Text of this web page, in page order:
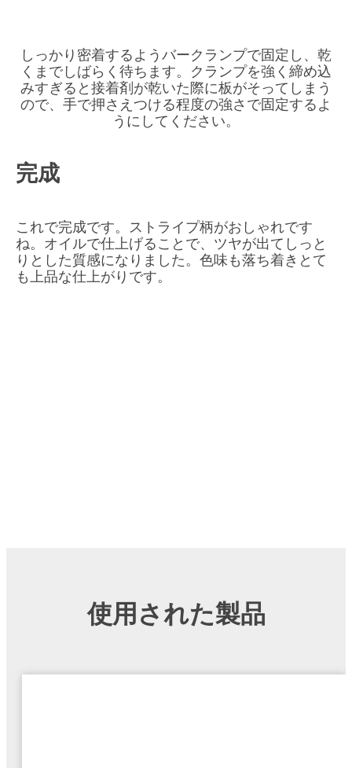
しっかり密着するようバークランプで固定し、乾
くまでしばらく待ちます。クランプを強く締め込
みすぎると接着剤が乾いた際に板がそってしまう
ので、手で押さえつける程度の強さで固定するよ
うにしてください。
完成
これで完成です。ストライプ柄がおしゃれです
ね。オイルで仕上げることで、ツヤが出てしっと
りとした質感になりました。色味も落ち着きとて
も上品な仕上がりです。
使用された製品